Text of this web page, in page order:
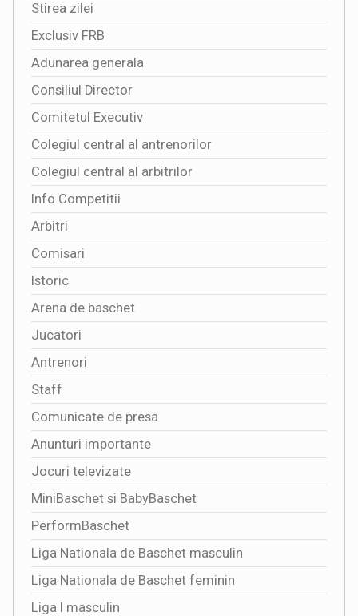
Stirea zilei
Exclusiv FRB
Adunarea generala
Consiliul Director
Comitetul Executiv
Colegiul central al antrenorilor
Colegiul central al arbitrilor
Info Competitii
Arbitri
Comisari
Istoric
Arena de baschet
Jucatori
Antrenori
Staff
Comunicate de presa
Anunturi importante
Jocuri televizate
MiniBaschet si BabyBaschet
PerformBaschet
Liga Nationala de Baschet masculin
Liga Nationala de Baschet feminin
Liga I masculin